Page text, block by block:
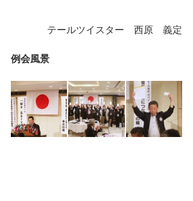
テールツイスター　西原　義定
例会風景